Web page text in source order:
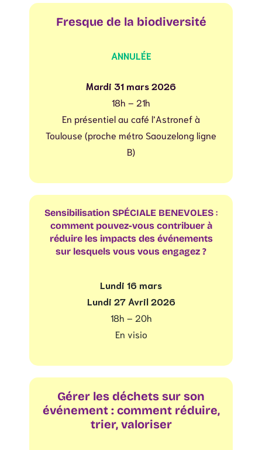
Fresque de la biodiversité
ANNULÉE
Mardi 31 mars 2026
18h – 21h
En présentiel au café l’Astronef à
Toulouse (proche métro Saouzelong ligne
B)
Sensibilisation SPÉCIALE BENEVOLES :
comment pouvez-vous contribuer à
réduire les impacts des événements
sur lesquels vous vous engagez ?
Lundi 16 mars
Lundi 27 Avril 2026
18h – 20h
En visio
Gérer les déchets sur son
événement : comment réduire,
trier, valoriser